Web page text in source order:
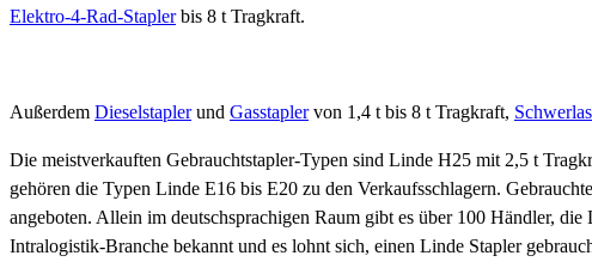
Elektro-4-Rad-Staplerbis 8 t Tragkraft.
Außerdem Dieselstaplerund Gasstaplervon 1,4 t bis 8 t Tragkraft,
Die meistverkauften Gebrauchtstapler-Typen sind Linde H25 mit 2,5 t
gehören die Typen Linde E16 bis E20 zu den Verkaufsschlagern.
angeboten. Allein im deutschsprachigen Raum gibt es über 100 Händler,
Intralogistik-Branche bekannt und es lohnt sich, einen Linde Stapler